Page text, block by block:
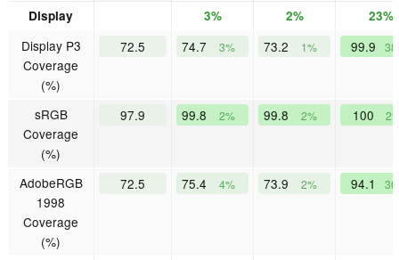
Display 3% 2% 23%
Display P3
Coverage
(%)
72.5 74.7 3% 73.2 1% 99.9
sRGB
Coverage
(%)
97.9 99.8 2% 99.8 2% 100
AdobeRGB
1998
Coverage
(%)
72.5 75.4 4% 73.9 2% 94.1